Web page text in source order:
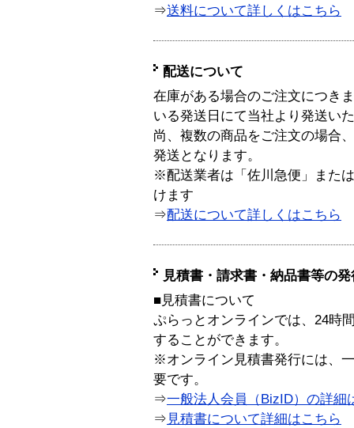
⇒送料について詳しくはこちら
配送について
在庫がある場合のご注文につき
いる発送日にて当社より発送い
尚、複数の商品をご注文の場合
発送となります。
※配送業者は「佐川急便」また
けます
⇒配送について詳しくはこちら
見積書・請求書・納品書等の
■見積書について
ぷらっとオンラインでは、24時
することができます。
※オンライン見積書発行には、
要です。
⇒一般法人会員（BizID）の詳細
⇒ 見積書について詳細はこちら